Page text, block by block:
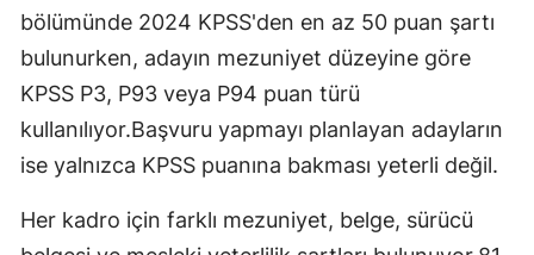
bölümünde 2024 KPSS'den en az 50 puan şartı
bulunurken, adayın mezuniyet düzeyine göre
KPSS P3, P93 veya P94 puan türü
kullanılıyor.Başvuru yapmayı planlayan adayların
ise yalnızca KPSS puanına bakması yeterli değil.
Her kadro için farklı mezuniyet, belge, sürücü